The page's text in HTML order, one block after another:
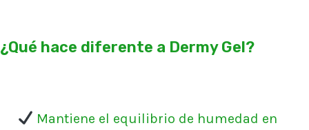
¿Qué hace diferente a Dermy Gel?
Mantiene el equilibrio de humedad en